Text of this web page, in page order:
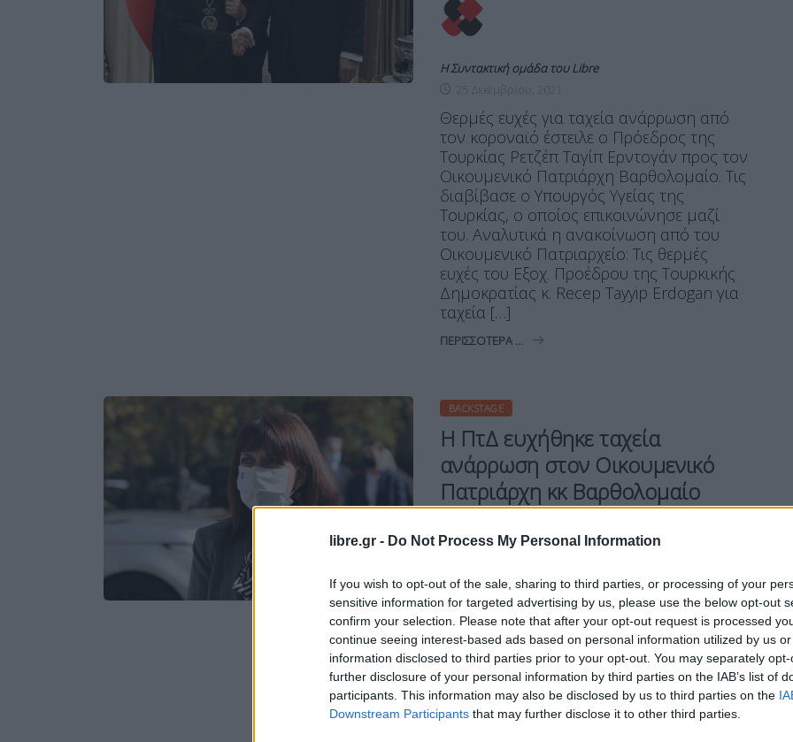
libre.gr - Do Not Process My Personal Information
If you wish to opt-out of the sale, sharing to third parties, or processing of your
sensitive information for targeted advertising by us, please use the below opt-out
confirm your selection. Please note that after your opt-out request is processed
continue seeing interest-based ads based on personal information utilized by us
information disclosed to third parties prior to your opt-out. You may separately
further disclosure of your personal information by third parties on the IAB’s list of
participants. This information may also be disclosed by us to third parties on the
Downstream Participants that may further disclose it to other third parties.
Η Συντακτική ομάδα του Libre
Θερμές ευχές για ταχεία ανάρρωση από
τον κοροναϊό έστειλε ο Πρόεδρος της
Τουρκίας Ρετζέπ Ταγίπ Ερντογάν προς τον
Οικουμενικό Πατριάρχη Βαρθολομαίο. Τις
διαβίβασε ο Υπουργός Υγείας της
Τουρκίας, ο οποίος επικοινώνησε μαζί
του. Αναλυτικά η ανακοίνωση από του
Οικουμενικό Πατριαρχείο: Tις θερμές
ευχές του Εξοχ. Προέδρου της Τουρκικής
Δημοκρατίας κ. Recep Tayyip Erdogan για
ταχεία […]
ΠΕΡΙΣΣΌΤΕΡΑ ...
BACKSTAGE
H ΠτΔ ευχήθηκε ταχεία
ανάρρωση στον Οικουμενικό
Πατριάρχη κκ Βαρθολομαίο
Η Συντακτική ομάδα του Libre
4 Νοεμβρίου, 2021
Η Πρόεδρος της Δημοκρατίας Κατερίνα
Σακελλαροπούλου επικοινώνησε νωρίτερα
σήμερα με την Α.Θ.Π. τον Οικουμενικό
Πατριάρχη κκ Βαρθολομαίο, του ευχήθηκε
ταχεία ανάρρωση μετά την επέμβαση